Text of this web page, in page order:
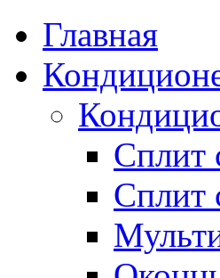
Главная
Сплит
Сплит